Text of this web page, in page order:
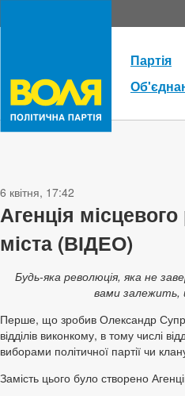
Партія
6 квітня, 17:42
Агенція
міста (ВІДЕО)
Будь-яка революція, яка не
вами залежить,
Перше, що зробив Олександр
відділів виконкому, в тому числі
виборами політичної партії чи
Замість цього було створено